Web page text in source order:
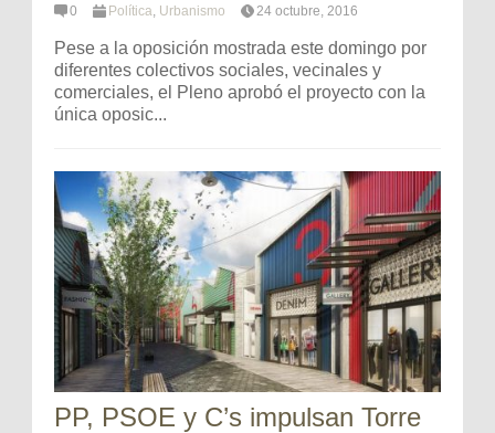
0 Política Urbanismo 24 octubre, 2016
Pese a la oposición mostrada este domingo por
diferentes colectivos sociales, vecinales y
comerciales, el Pleno aprobó el proyecto con la
única oposic...
PP, PSOE y C’s impulsan Torre